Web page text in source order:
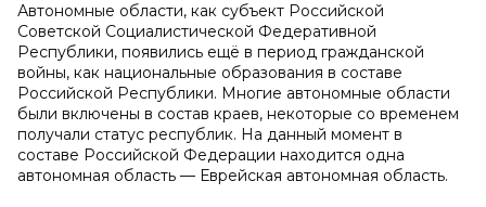
Автономные области, как субъект Российской
Советской Социалистической Федеративной
Республики, появились ещё в период гражданской
войны, как национальные образования в составе
Российской Республики. Многие автономные области
были включены в состав краев, некоторые со временем
получали статус республик. На данный момент в
составе Российской Федерации находится одна
автономная область — Еврейская автономная область.